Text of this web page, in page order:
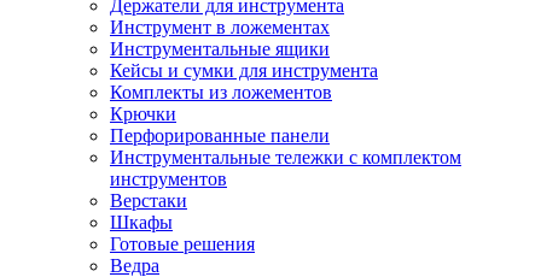
Держатели для инструмента
Инструмент в ложементах
Инструментальные ящики
Кейсы и сумки для инструмента
Комплекты из ложементов
Крючки
Перфорированные панели
Инструментальные тележки с комплектом
инструментов
Верстаки
Шкафы
Готовые решения
Ведра